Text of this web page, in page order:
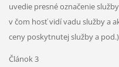
uvedie presné označenie
v čom hosť vidí vadu služby a
ceny poskytnutej služby a
Článok 3